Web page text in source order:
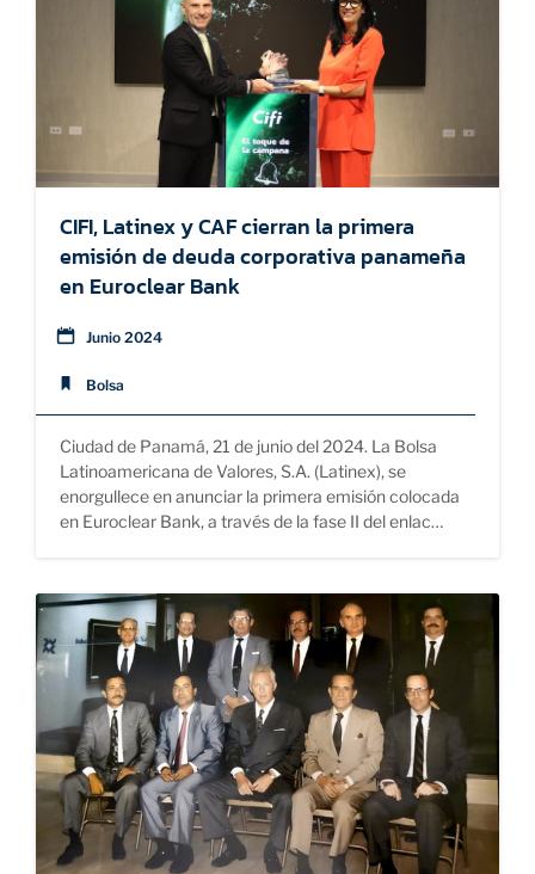
CIFI, Latinex y CAF cierran la primera
emisión de deuda corporativa panameña
en Euroclear Bank
Junio 2024
Bolsa
Ciudad de Panamá, 21 de junio del 2024. La Bolsa
Latinoamericana de Valores, S.A. (Latinex), se
enorgullece en anunciar la primera emisión colocada
en Euroclear Bank, a través de la fase II del enlac…